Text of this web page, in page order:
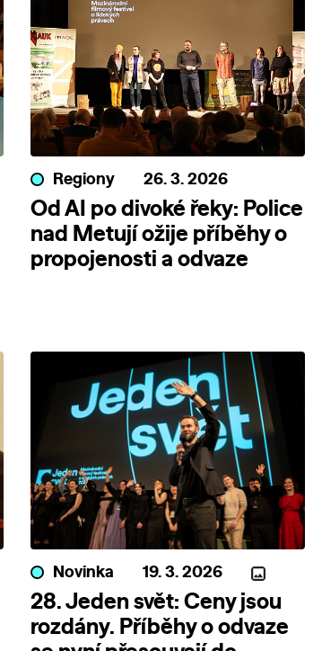
Regiony 26. 3. 2026
Od AI po divoké řeky: Police
nad Metují ožije příběhy o
propojenosti a odvaze
Novinka 19. 3. 2026
28. Jeden svět: Ceny jsou
rozdány. Příběhy o odvaze